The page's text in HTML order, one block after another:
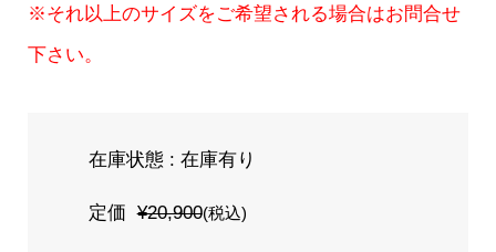
※それ以上のサイズをご希望される場合はお問合せ
下さい。
在庫状態 : 在庫有り
定価¥20,900(税込)